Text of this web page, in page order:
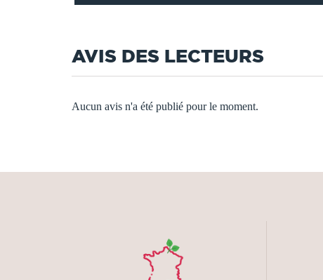
AVIS DES LECTEURS
Aucun avis n'a été publié pour le moment.